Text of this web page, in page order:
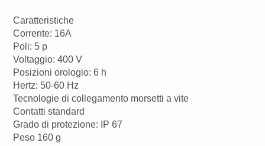
Caratteristiche
Corrente: 16A
Poli: 5 p
Voltaggio: 400 V
Posizioni orologio: 6 h
Hertz: 50-60 Hz
Tecnologie di collegamento morsetti a vite
Contatti standard
Grado di protezione: IP 67
Peso 160 g